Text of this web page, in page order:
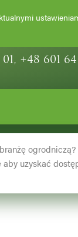
+48 601
aby uzyskać